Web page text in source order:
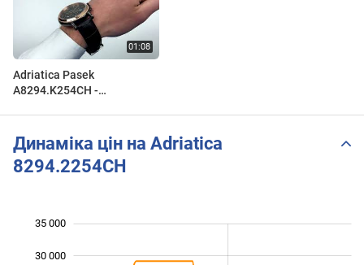
Adriatica Pasek
A8294.K254CH -
Динаміка цін на Adriatica
8294.2254CH
30 000
35 000